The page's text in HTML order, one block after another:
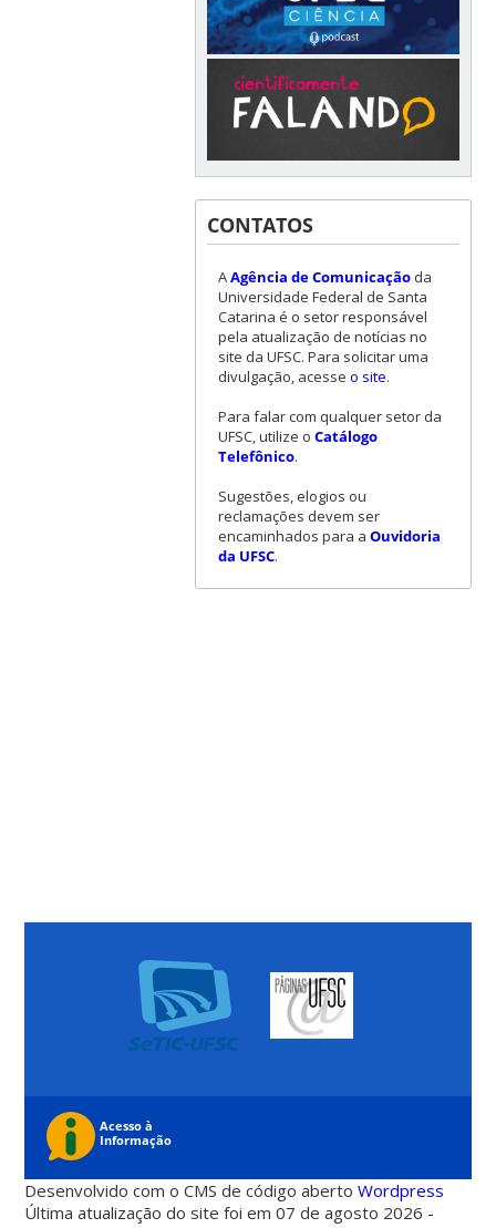
CONTATOS
AAgência de Comunicaçãoda
Universidade Federal de Santa
Catarina é o setor responsável
pela atualização de notícias no
site da UFSC. Para solicitar uma
divulgação, acesse o site.
Para falar com qualquer setor da
UFSC, utilize o Catálogo
Telefônico.
Sugestões, elogios ou
reclamações devem ser
encaminhados para a Ouvidoria
da UFSC.
Desenvolvido com o CMS de código abertoWordpress
Última atualização do site foi em 07 de agosto 2026 -